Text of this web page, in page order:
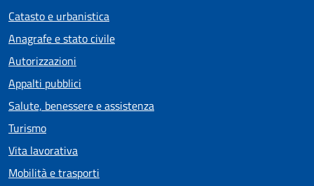
Catasto e urbanistica
Anagrafe e stato civile
Autorizzazioni
Appalti pubblici
Salute, benessere e assistenza
Turismo
Vita lavorativa
Mobilità e trasporti